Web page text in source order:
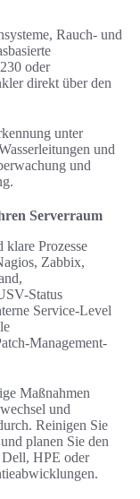
Rauch- und
oder
direkt über den
unter
und
und
Serverraum
Prozesse
Zabbix,
Status
Service-Level
Management-
Maßnahmen
und
Reinigen Sie
planen Sie den
HPE oder